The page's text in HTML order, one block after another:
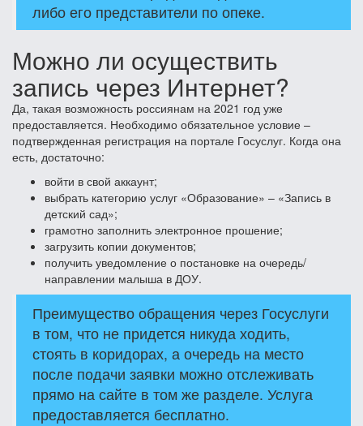
либо его представители по опеке.
Можно ли осуществить
запись через Интернет?
Да, такая возможность россиянам на 2021 год уже
предоставляется. Необходимо обязательное условие –
подтвержденная регистрация на портале Госуслуг. Когда она
есть, достаточно:
войти в свой аккаунт;
выбрать категорию услуг «Образование» – «Запись в
детский сад»;
грамотно заполнить электронное прошение;
загрузить копии документов;
получить уведомление о постановке на очередь/
направлении малыша в ДОУ.
Преимущество обращения через Госуслуги
в том, что не придется никуда ходить,
стоять в коридорах, а очередь на место
после подачи заявки можно отслеживать
прямо на сайте в том же разделе. Услуга
предоставляется бесплатно.